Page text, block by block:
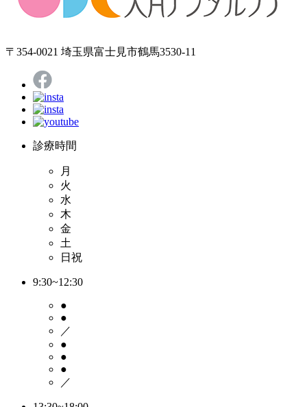
〒354-0021 埼玉県富士見市鶴馬3530-11
診療時間
月
火
水
木
金
土
日祝
9:30~12:30
●
●
／
●
●
●
／